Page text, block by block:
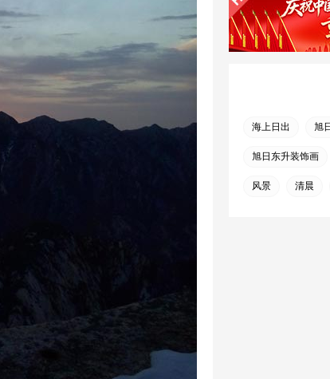
海上日出 旭日
旭日东升装饰画
风景 清晨